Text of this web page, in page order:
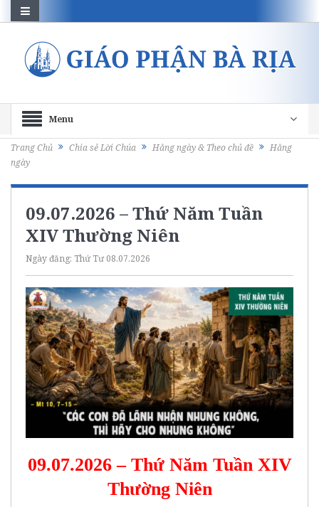
Menu
Trang Chủ Chia sẻ Lời Chúa Hằng ngày & Theo chủ đề
Hằng
ngày
09.07.2026 – Thứ Năm Tuần
XIV Thường Niên
Ngày đăng: Thứ Tư 08.07.2026
09.07.2026 – Thứ Năm Tuần XIV
Thường Niên